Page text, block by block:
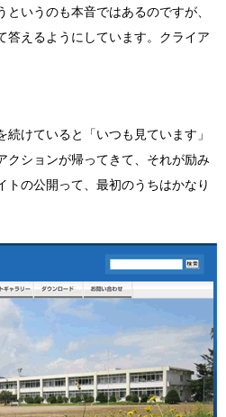
いうのも本音ではあるのですが、
答えるようにしています。クライア
けていると「いつも見ています」
クションが帰ってきて、それが励み
トの公開って、最初のうちはかなり